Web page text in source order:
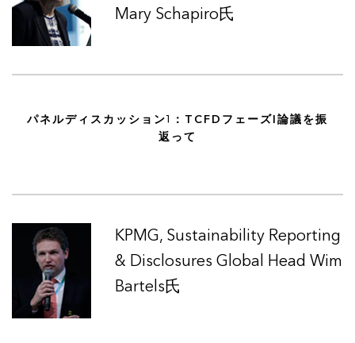
Mary Schapiro氏
パネルディスカッション1：TCFDフェーズI論議を振
返って
KPMG, Sustainability Reporting
& Disclosures Global Head Wim
Bartels氏